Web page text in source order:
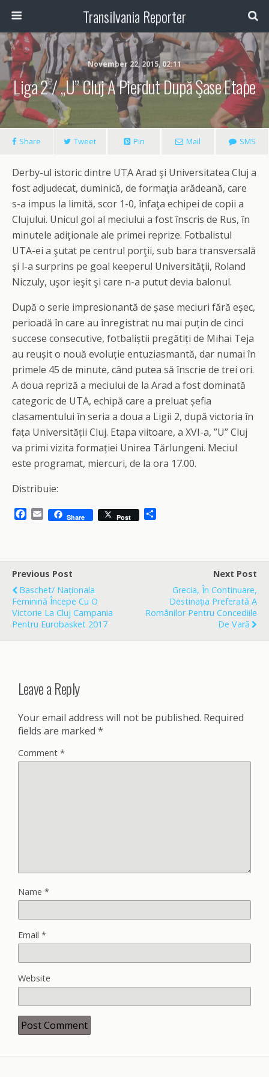
Transilvania Reporter
November 22, 2015, 02:11
Liga 2 / „U” Cluj A Pierdut După Şase Etape
Share Tweet Pin Mail SMS
Derby-ul istoric dintre UTA Arad şi Universitatea Cluj a
fost adjudecat, duminică, de formaţia arădeană, care
s-a impus la limită, scor 1-0, înfaţa echipei de copii a
Clujului. Unicul gol al meciului a fost înscris de Rus, în
minutele adiţionale ale primei reprize. Fotbalistul
UTA-ei a şutat pe centrul porţii, sub bara transversală
şi l-a surprins pe goal keeperul Universităţii, Roland
Niczuly, uşor ieşit şi care n-a putut devia balonul.
După o serie impresionantă de șase meciuri fără eșec,
perioadă în care au înregistrat nu mai puțin de cinci
succese consecutive, fotbaliștii pregătiți de Mihai Teja
au reușit o nouă evoluție entuziasmantă, dar numai în
primele 45 de minute, când putea să înscrie de trei ori.
A doua repriză a meciului de la Arad a fost dominată
categoric de UTA, echipă care a preluat șefia
clasamentului în seria a doua a Ligii 2, după victoria în
fața Universității Cluj. Etapa viitoare, a XVI-a, ”U” Cluj
va primi vizita formației Unirea Tărlungeni. Meciul
este programat, miercuri, de la ora 17.00.
Distribuie:
b
o
o
k
E
l
Share Post
e
Previous Post
Baschet/ Naționala
Feminină Începe Cu O
Victorie La Cluj Campania
Pentru Eurobasket 2017
Next Post
Grecia, În Continuare,
Destinația Preferată A
Românilor Pentru Concediile
De Vară
Leave a Reply
Your email address will not be published. Required
fields are marked *
Comment *
Name *
Email *
Website